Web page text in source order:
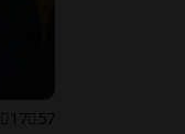
17 57